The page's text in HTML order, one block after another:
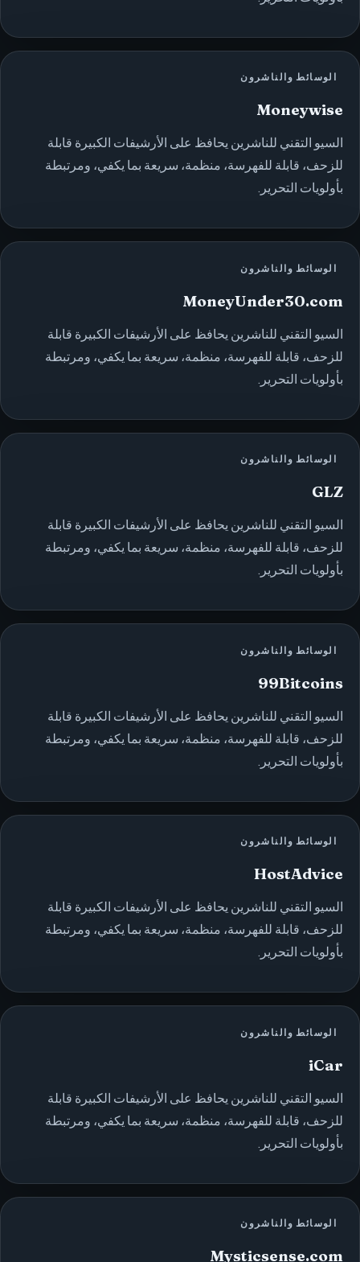
الوسائط والناشرون
Moneywise
السيو التقني للناشرين يحافظ على الأرشيفات الكبيرة قابلة
للزحف، قابلة للفهرسة، منظمة، سريعة بما يكفي، ومرتبطة
بأولويات التحرير.
الوسائط والناشرون
MoneyUnder30.com
السيو التقني للناشرين يحافظ على الأرشيفات الكبيرة قابلة
للزحف، قابلة للفهرسة، منظمة، سريعة بما يكفي، ومرتبطة
بأولويات التحرير.
الوسائط والناشرون
GLZ
السيو التقني للناشرين يحافظ على الأرشيفات الكبيرة قابلة
للزحف، قابلة للفهرسة، منظمة، سريعة بما يكفي، ومرتبطة
بأولويات التحرير.
الوسائط والناشرون
99Bitcoins
السيو التقني للناشرين يحافظ على الأرشيفات الكبيرة قابلة
للزحف، قابلة للفهرسة، منظمة، سريعة بما يكفي، ومرتبطة
بأولويات التحرير.
الوسائط والناشرون
HostAdvice
السيو التقني للناشرين يحافظ على الأرشيفات الكبيرة قابلة
للزحف، قابلة للفهرسة، منظمة، سريعة بما يكفي، ومرتبطة
بأولويات التحرير.
الوسائط والناشرون
iCar
السيو التقني للناشرين يحافظ على الأرشيفات الكبيرة قابلة
للزحف، قابلة للفهرسة، منظمة، سريعة بما يكفي، ومرتبطة
بأولويات التحرير.
الوسائط والناشرون
Mysticsense.com